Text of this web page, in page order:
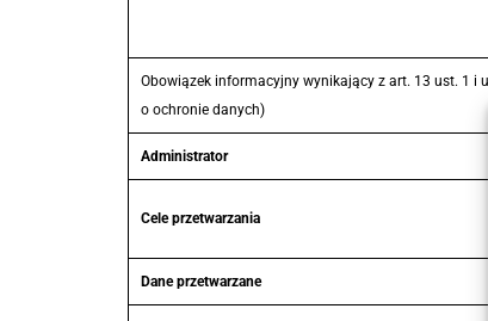
Obowiązek informacyjny wynikający z art. 13 ust. 1 i
o ochronie danych)
Administrator
Cele przetwarzania
Dane przetwarzane